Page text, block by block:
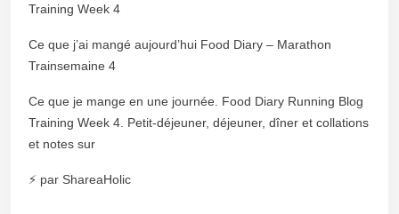
Training Week 4
Ce que j’ai mangé aujourd’hui Food Diary – Marathon
Trainsemaine 4
Ce que je mange en une journée. Food Diary Running Blog
Training Week 4. Petit-déjeuner, déjeuner, dîner et collations
et notes sur
⚡ par ShareaHolic